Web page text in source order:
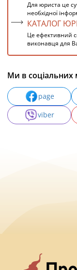
Для юриста це
необхідної
КАТАЛОГ
Це ефективний
виконавця для
Ми в соціальних
page
viber